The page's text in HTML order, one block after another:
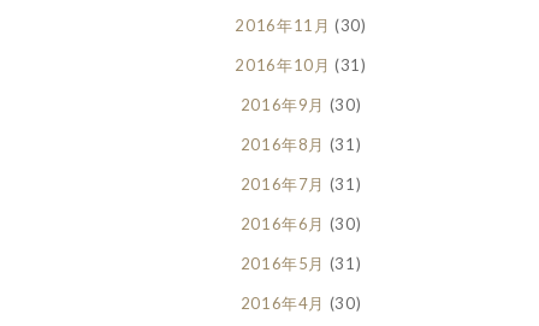
2016年11月 (30)
2016年10月 (31)
2016年9月 (30)
2016年8月 (31)
2016年7月 (31)
2016年6月 (30)
2016年5月 (31)
2016年4月 (30)